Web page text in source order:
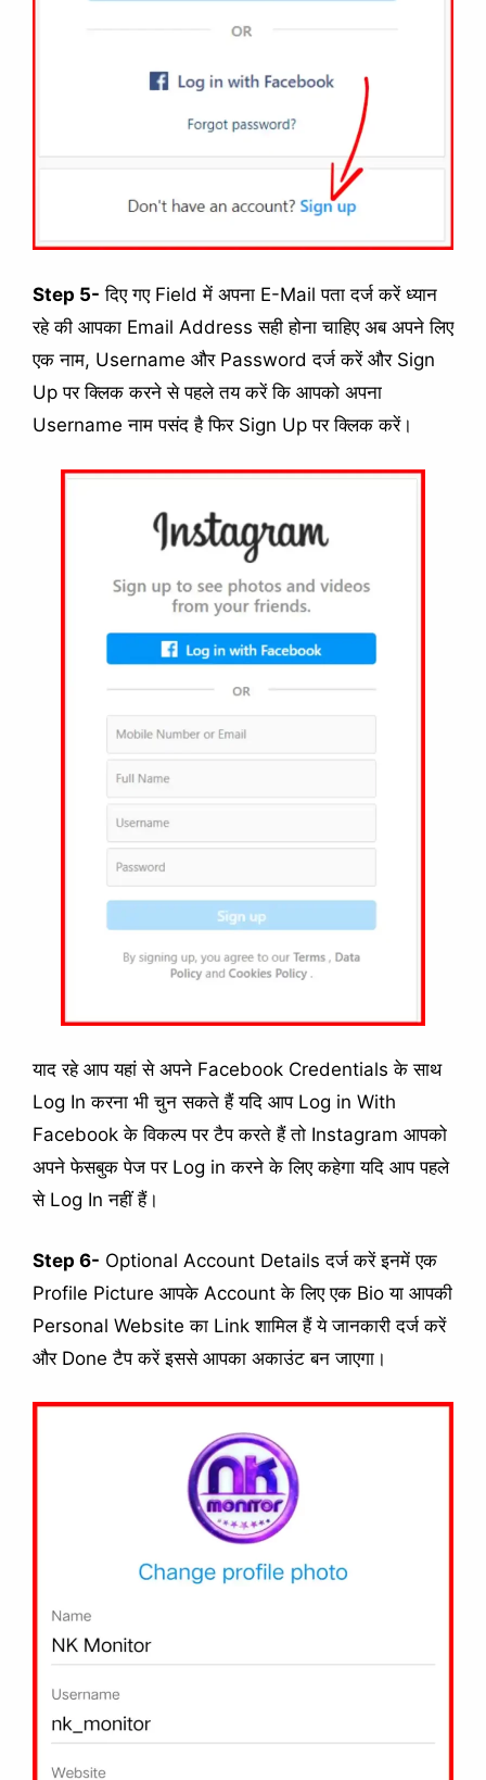
Step 5- दिए गए Field में अपना E-Mail पता दर्ज करें ध्यान
रहे की आपका Email Address सही होना चाहिए अब अपने लिए
एक नाम, Username और Password दर्ज करें और Sign
Up पर क्लिक करने से पहले तय करें कि आपको अपना
Username नाम पसंद है फिर Sign Up पर क्लिक करें।
याद रहे आप यहां से अपने Facebook Credentials के साथ
Log In करना भी चुन सकते हैं यदि आप Log in With
Facebook के विकल्प पर टैप करते हैं तो Instagram आपको
अपने फेसबुक पेज पर Log in करने के लिए कहेगा यदि आप पहले
से Log In नहीं हैं।
Step 6- Optional Account Details दर्ज करें इनमें एक
Profile Picture आपके Account के लिए एक Bio या आपकी
Personal Website का Link शामिल हैं ये जानकारी दर्ज करें
और Done टैप करें इससे आपका अकाउंट बन जाएगा।